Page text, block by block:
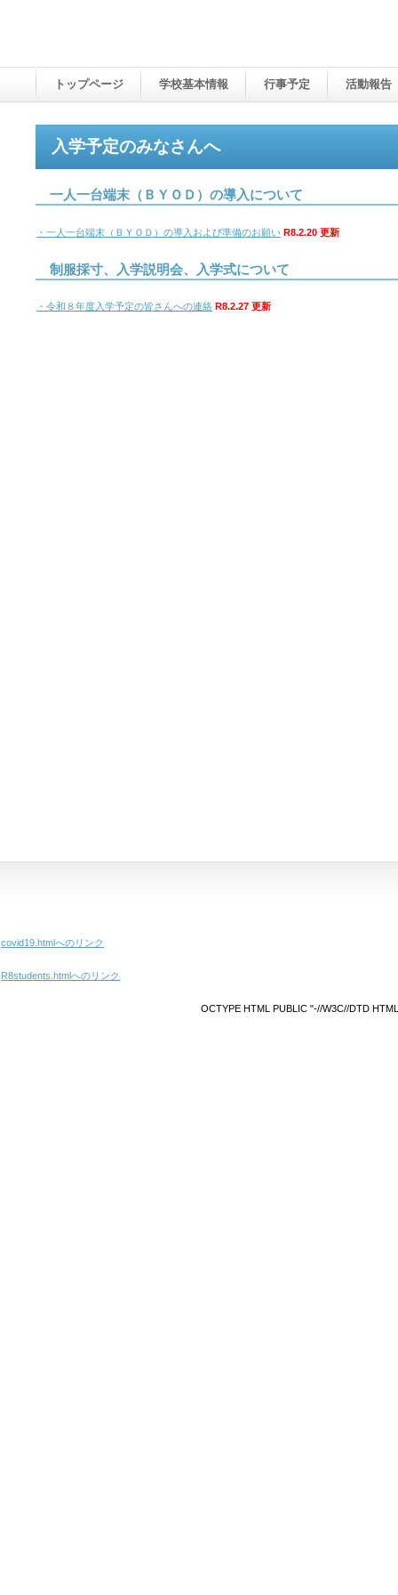
入学予定のみなさんへ
一人一台端末（ＢＹＯＤ）の導入について
・一人一台端末（ＢＹＯＤ）の導入および準備のお願い R8.2.20 更新
制服採寸、入学説明会、入学式について
・令和８年度入学予定の皆さんへの連絡 R8.2.27 更新
トップページ 学校基本情報 行事予定 活動報告
covid19.htmlへのリンク
R8students.htmlへのリンク
OCTYPE HTML PUBLIC "-//W3C//DTD